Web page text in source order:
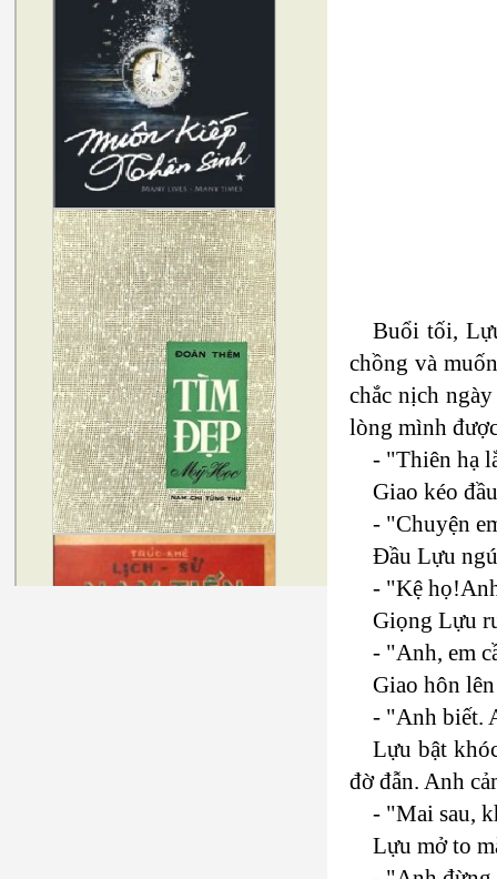
Buổi tối,
chồng và
chắc nịch
lòng mình
- "Thiên hạ
Giao kéo
- "Chuyện
Ðầu Lựu
- "Kệ
Giọng Lựu
- "Anh, em
Giao hôn
- "Anh biết.
Lựu bật
đờ đẫn. Anh
- "Mai sau,
Lựu mở to